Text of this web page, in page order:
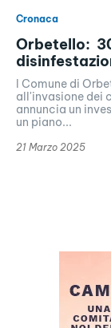
Cronaca
Orbetello:
l Comune di
all'invasione dei
annuncia un
un piano...
21 Marzo 2025